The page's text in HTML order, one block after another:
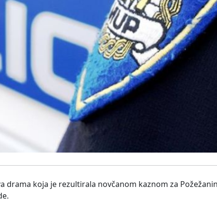
koja je rezultirala novčanom kaznom za